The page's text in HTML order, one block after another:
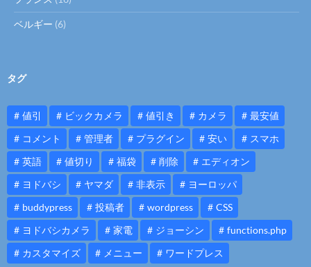
ベルギー (6)
タグ
値引 ビックカメラ 値引き カメラ
最安値
コメント
管理者 プラグイン 安い
スマホ
英語
値切り 福袋 削除
エディオン
ヨドバシ
ヤマダ 非表示
ヨーロッパ
buddypress
投稿者 wordpress
CSS
ヨドバシカメラ
家電 ジョーシン
functions.php
カスタマイズ
メニュー ワードプレス